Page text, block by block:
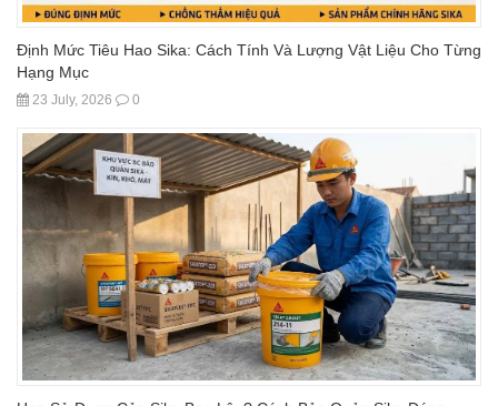
Định Mức Tiêu Hao Sika: Cách Tính Và Lượng Vật Liệu Cho Từng
Hạng Mục
23 July, 2026 0